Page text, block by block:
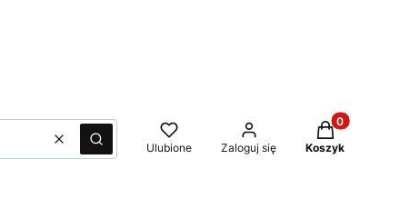
WyczyśćSzukaj Ulubione Zaloguj się
Produkty w
Koszyk